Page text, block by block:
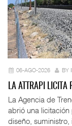
06-AGO-2026 BY
LA ATTRAPI LICITA
La Agencia de
abrió una
diseño, suministro,